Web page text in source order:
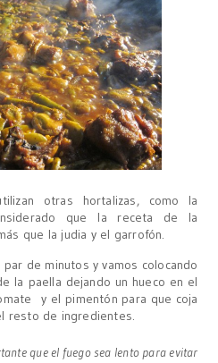
otras hortalizas, como la
que la receta de la
que la judia y el garrofón.
de minutos y vamos colocando
la paella dejando un hueco en el
y el pimentón para que coja
resto de ingredientes.
que el fuego sea lento para evitar